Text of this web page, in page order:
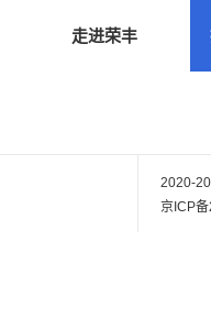
走进荣丰
2020-
京ICP